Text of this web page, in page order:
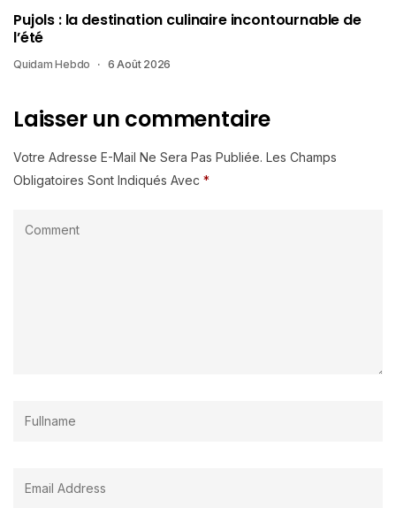
Pujols : la destination culinaire incontournable de
l’été
Quidam Hebdo 6 Août 2026
Laisser un commentaire
Votre Adresse E-Mail Ne Sera Pas Publiée. Les Champs
Obligatoires Sont Indiqués Avec *